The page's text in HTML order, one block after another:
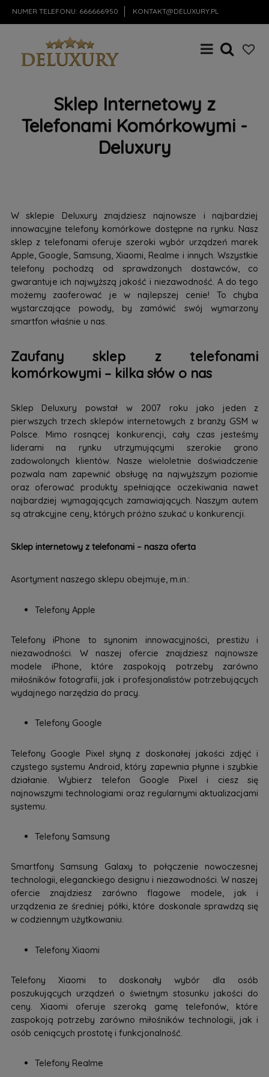
NUMER TELEFONU: 666666950 KONTAKT@DELUXURY.PL
Sklep Internetowy z
Telefonami Komórkowymi -
Deluxury
W sklepie Deluxury znajdziesz najnowsze i najbardziej
innowacyjne telefony komórkowe dostępne na rynku. Nasz
sklep z telefonami oferuje szeroki wybór urządzeń marek
Apple, Google, Samsung, Xiaomi, Realme i innych. Wszystkie
telefony pochodzą od sprawdzonych dostawców, co
gwarantuje ich najwyższą jakość i niezawodność. A do tego
możemy zaoferować je w najlepszej cenie! To chyba
wystarczające powody, by zamówić swój wymarzony
smartfon właśnie u nas.
Zaufany sklep z telefonami
komórkowymi – kilka słów o nas
Sklep Deluxury powstał w 2007 roku jako jeden z
pierwszych trzech sklepów internetowych z branży GSM w
Polsce. Mimo rosnącej konkurencji, cały czas jesteśmy
liderami na rynku utrzymującymi szerokie grono
zadowolonych klientów. Nasze wieloletnie doświadczenie
pozwala nam zapewnić obsługę na najwyższym poziomie
oraz oferować produkty spełniające oczekiwania nawet
najbardziej wymagających zamawiających. Naszym autem
są atrakcyjne ceny, których próżno szukać u konkurencji.
Sklep internetowy z telefonami – nasza oferta
Asortyment naszego sklepu obejmuje, m.in.:
Telefony Apple
Telefony iPhone to synonim innowacyjności, prestiżu i
niezawodności. W naszej ofercie znajdziesz najnowsze
modele iPhone, które zaspokoją potrzeby zarówno
miłośników fotografii, jak i profesjonalistów potrzebujących
wydajnego narzędzia do pracy.
Telefony Google
Telefony Google Pixel słyną z doskonałej jakości zdjęć i
czystego systemu Android, który zapewnia płynne i szybkie
działanie. Wybierz telefon Google Pixel i ciesz się
najnowszymi technologiami oraz regularnymi aktualizacjami
systemu.
Telefony Samsung
Smartfony Samsung Galaxy to połączenie nowoczesnej
technologii, eleganckiego designu i niezawodności. W naszej
ofercie znajdziesz zarówno flagowe modele, jak i
urządzenia ze średniej półki, które doskonale sprawdzą się
w codziennym użytkowaniu.
Telefony Xiaomi
Telefony Xiaomi to doskonały wybór dla osób
poszukujących urządzeń o świetnym stosunku jakości do
ceny. Xiaomi oferuje szeroką gamę telefonów, które
zaspokoją potrzeby zarówno miłośników technologii, jak i
osób ceniących prostotę i funkcjonalność.
Telefony Realme